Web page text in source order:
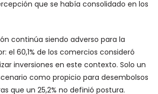
que se había consolidado en los
continúa siendo adverso para la
el 60,1% de los comercios consideró
inversiones en este contexto. Solo un
como propicio para desembolsos
que un 25,2% no definió postura.